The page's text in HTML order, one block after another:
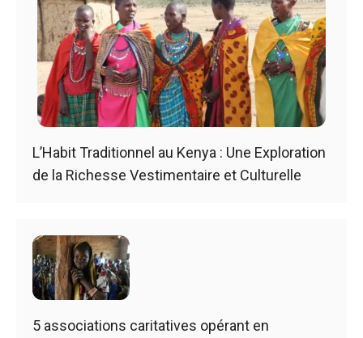
L’Habit Traditionnel au Kenya : Une Exploration
de la Richesse Vestimentaire et Culturelle
5 associations caritatives opérant en